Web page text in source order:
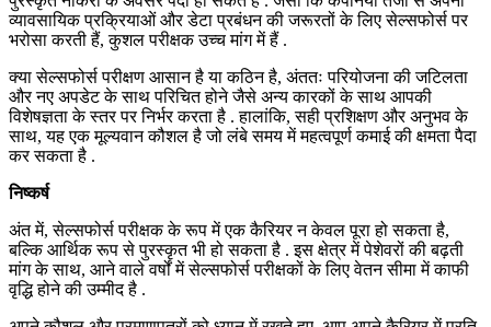
व्यावसायिक प्रक्रियाओं और डेटा प्रबंधन की जरूरतों के लिए सेल्सफोर्स पर
भरोसा करती हैं, कुशल परीक्षक उच्च मांग में हैं .
क्या सेल्सफोर्स परीक्षण आसान है या कठिन है, अंततः परियोजना की जटिलता
और नए अपडेट के साथ परिचित होने जैसे अन्य कारकों के साथ आपकी
विशेषज्ञता के स्तर पर निर्भर करता है . हालांकि, सही प्रशिक्षण और अनुभव के
साथ, यह एक मूल्यवान कौशल है जो लंबे समय में महत्वपूर्ण कमाई की क्षमता पैदा
कर सकता है .
निष्कर्ष
अंत में, सेल्सफोर्स परीक्षक के रूप में एक कैरियर न केवल पूरा हो सकता है,
बल्कि आर्थिक रूप से पुरस्कृत भी हो सकता है . इस क्षेत्र में पेशेवरों की बढ़ती
मांग के साथ, आने वाले वर्षों में सेल्सफोर्स परीक्षकों के लिए वेतन सीमा में काफी
वृद्धि होने की उम्मीद है .